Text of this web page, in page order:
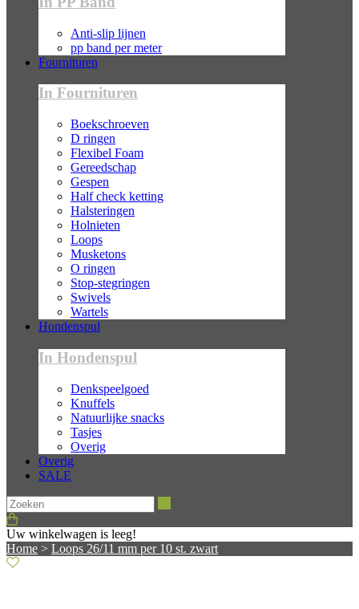
Anti-slip lijnen
pp band per meter
Fournituren
In Fournituren
Boekschroeven
D ringen
Flexibel Foam
Gereedschap
Gespen
Half check ketting
Halsteringen
Holnieten
Loops
Musketons
O ringen
Stop-stegringen
Swivels
Wartels
Hondenspul
In Hondenspul
Denkspeelgoed
Knuffels
Natuurlijke snacks
Tasjes
Overig
Overig
SALE
Uw winkelwagen is leeg!
Home > Loops 26/11 mm per 10 st. zwart